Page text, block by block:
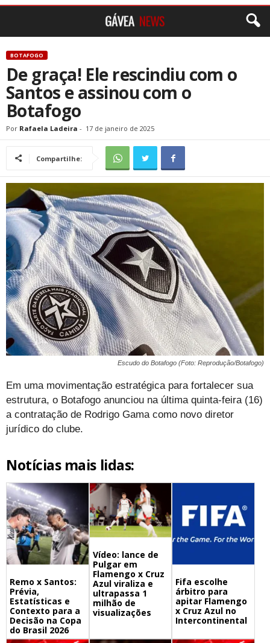
BOTAFOGO
De graça! Ele rescindiu com o
Santos e assinou com o
Botafogo
Por Rafaela Ladeira - 17 de janeiro de 2025
Compartilhe:
Escudo do Botafogo (Foto: Reprodução/Botafogo)
Em uma movimentação estratégica para fortalecer sua
estrutura, o Botafogo anunciou na última quinta-feira (16)
a contratação de Rodrigo Gama como novo diretor
jurídico do clube.
Notícias mais lidas:
Remo x Santos:
Prévia,
Estatísticas e
Contexto para a
Decisão na Copa
do Brasil 2026
Vídeo: lance de
Pulgar em
Flamengo x Cruz
Azul viraliza e
ultrapassa 1
milhão de
visualizações
Fifa escolhe
árbitro para
apitar Flamengo
x Cruz Azul no
Intercontinental